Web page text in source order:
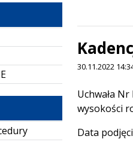
30.11.2022
Treść
Uchwała
wysokości
Data